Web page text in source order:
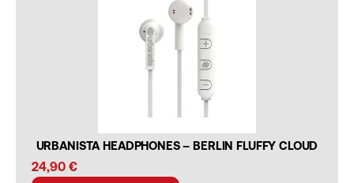
URBANISTA HEADPHONES – BERLIN FLUFFY CLOUD
24,90 €